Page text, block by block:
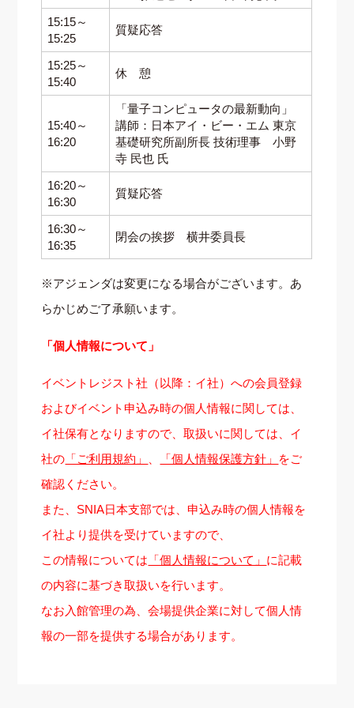
15:15～
15:25
質疑応答
15:25～
15:40
休 憩
15:40～
16:20
「量子コンピュータの最新動向」
講師：日本アイ・ビー・エム 東京
基礎研究所副所長 技術理事 小野
寺 民也 氏
16:20～
16:30
質疑応答
16:30～
16:35
閉会の挨拶 横井委員長
※アジェンダは変更になる場合がございます。あ
らかじめご了承願います。
「個人情報について」
イベントレジスト社（以降：イ社）への会員登録
およびイベント申込み時の個人情報に関しては、
イ社保有となりますので、取扱いに関しては、イ
社の 「ご利用規約」 「個人情報保護方針」 をご
確認ください。
また、SNIA日本支部では、申込み時の個人情報を
イ社より提供を受けていますので、
この情報については 「個人情報について」 に記載
の内容に基づき取扱いを行います。
なお入館管理の為、会場提供企業に対して個人情
報の一部を提供する場合があります。